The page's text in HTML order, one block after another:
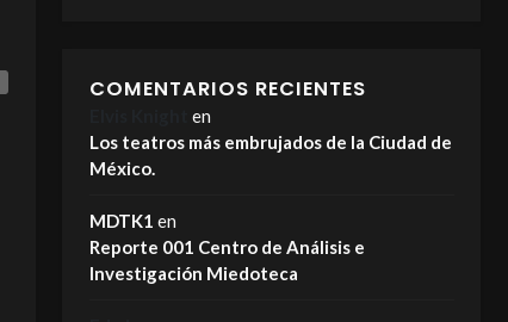
COMENTARIOS RECIENTES
en
Los teatros más embrujados de la Ciudad de
México.
MDTK1 en
Reporte 001 Centro de Análisis e
Investigación Miedoteca